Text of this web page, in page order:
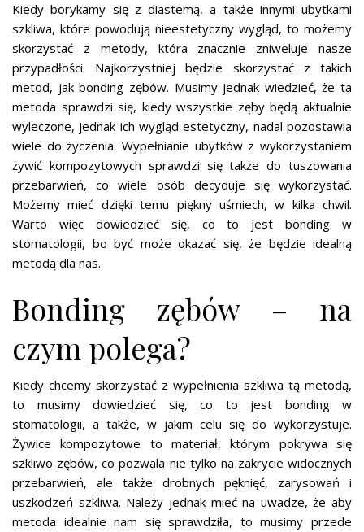
Kiedy borykamy się z diastemą, a także innymi ubytkami
szkliwa, które powodują nieestetyczny wygląd, to możemy
skorzystać z metody, która znacznie zniweluje nasze
przypadłości. Najkorzystniej będzie skorzystać z takich
metod, jak bonding zębów. Musimy jednak wiedzieć, że ta
metoda sprawdzi się, kiedy wszystkie zęby będą aktualnie
wyleczone, jednak ich wygląd estetyczny, nadal pozostawia
wiele do życzenia. Wypełnianie ubytków z wykorzystaniem
żywić kompozytowych sprawdzi się także do tuszowania
przebarwień, co wiele osób decyduje się wykorzystać.
Możemy mieć dzięki temu piękny uśmiech, w kilka chwil.
Warto więc dowiedzieć się, co to jest bonding w
stomatologii, bo być może okazać się, że będzie idealną
metodą dla nas.
Bonding zębów – na
czym polega?
Kiedy chcemy skorzystać z wypełnienia szkliwa tą metodą,
to musimy dowiedzieć się, co to jest bonding w
stomatologii, a także, w jakim celu się do wykorzystuje.
Żywice kompozytowe to materiał, którym pokrywa się
szkliwo zębów, co pozwala nie tylko na zakrycie widocznych
przebarwień, ale także drobnych pęknięć, zarysowań i
uszkodzeń szkliwa. Należy jednak mieć na uwadze, że aby
metoda idealnie nam się sprawdziła, to musimy przede